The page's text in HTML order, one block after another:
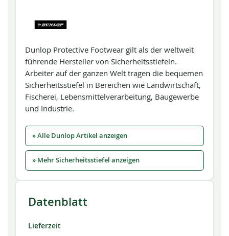
Dunlop Protective Footwear gilt als der weltweit
führende Hersteller von Sicherheitsstiefeln.
Arbeiter auf der ganzen Welt tragen die bequemen
Sicherheitsstiefel in Bereichen wie Landwirtschaft,
Fischerei, Lebensmittelverarbeitung, Baugewerbe
und Industrie.
» Alle Dunlop Artikel anzeigen
» Mehr Sicherheitsstiefel anzeigen
Datenblatt
Lieferzeit